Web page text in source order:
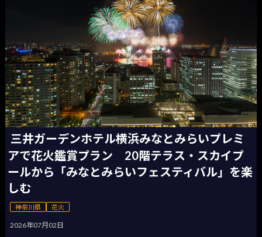
三井ガーデンホテル横浜みなとみらいプレミ
アで花火鑑賞プラン 20階テラス・スカイプ
ールから「みなとみらいフェスティバル」を楽
しむ
神奈川県 花火
2026年07月02日